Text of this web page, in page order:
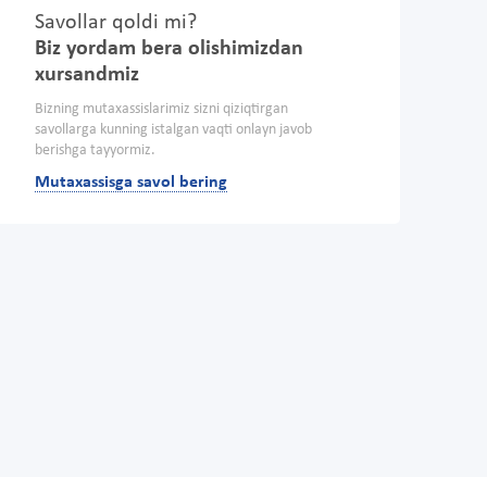
Savollar qoldi mi?
Biz yordam bera olishimizdan
xursandmiz
Bizning mutaxassislarimiz sizni qiziqtirgan
savollarga kunning istalgan vaqti onlayn javob
berishga tayyormiz.
Mutaxassisga savol bering